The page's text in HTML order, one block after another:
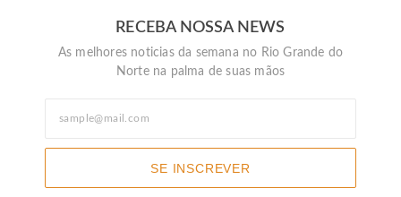
RECEBA NOSSA NEWS
As melhores noticias da semana no Rio Grande do
Norte na palma de suas mãos
SE INSCREVER